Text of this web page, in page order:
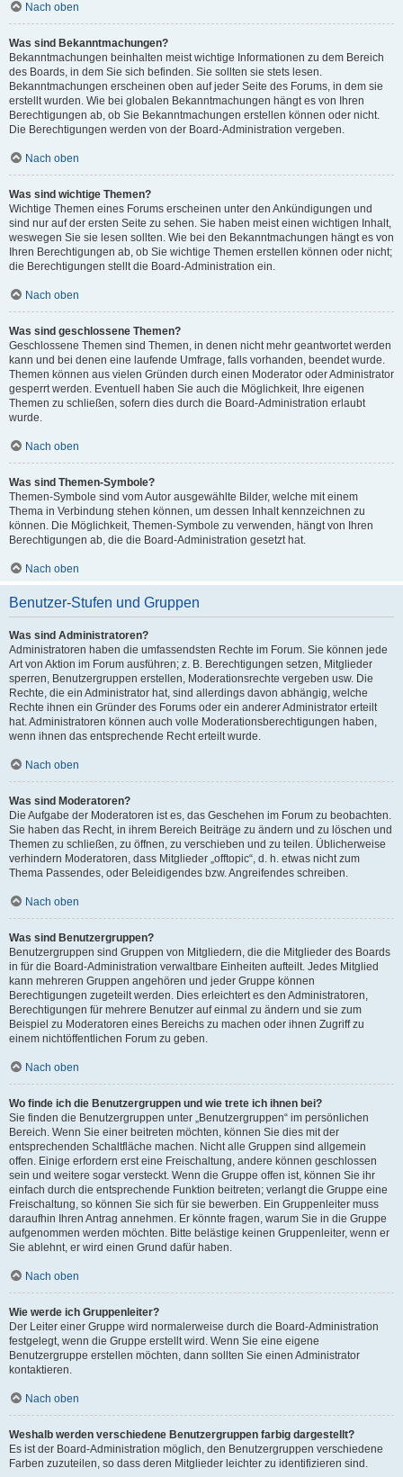
Nach oben
Was sind Bekanntmachungen?
Bekanntmachungen beinhalten meist wichtige Informationen zu dem Bereich
des Boards, in dem Sie sich befinden. Sie sollten sie stets lesen.
Bekanntmachungen erscheinen oben auf jeder Seite des Forums, in dem sie
erstellt wurden. Wie bei globalen Bekanntmachungen hängt es von Ihren
Berechtigungen ab, ob Sie Bekanntmachungen erstellen können oder nicht.
Die Berechtigungen werden von der Board-Administration vergeben.
Nach oben
Was sind wichtige Themen?
Wichtige Themen eines Forums erscheinen unter den Ankündigungen und
sind nur auf der ersten Seite zu sehen. Sie haben meist einen wichtigen Inhalt,
weswegen Sie sie lesen sollten. Wie bei den Bekanntmachungen hängt es von
Ihren Berechtigungen ab, ob Sie wichtige Themen erstellen können oder nicht;
die Berechtigungen stellt die Board-Administration ein.
Nach oben
Was sind geschlossene Themen?
Geschlossene Themen sind Themen, in denen nicht mehr geantwortet werden
kann und bei denen eine laufende Umfrage, falls vorhanden, beendet wurde.
Themen können aus vielen Gründen durch einen Moderator oder Administrator
gesperrt werden. Eventuell haben Sie auch die Möglichkeit, Ihre eigenen
Themen zu schließen, sofern dies durch die Board-Administration erlaubt
wurde.
Nach oben
Was sind Themen-Symbole?
Themen-Symbole sind vom Autor ausgewählte Bilder, welche mit einem
Thema in Verbindung stehen können, um dessen Inhalt kennzeichnen zu
können. Die Möglichkeit, Themen-Symbole zu verwenden, hängt von Ihren
Berechtigungen ab, die die Board-Administration gesetzt hat.
Nach oben
Benutzer-Stufen und Gruppen
Was sind Administratoren?
Administratoren haben die umfassendsten Rechte im Forum. Sie können jede
Art von Aktion im Forum ausführen; z. B. Berechtigungen setzen, Mitglieder
sperren, Benutzergruppen erstellen, Moderationsrechte vergeben usw. Die
Rechte, die ein Administrator hat, sind allerdings davon abhängig, welche
Rechte ihnen ein Gründer des Forums oder ein anderer Administrator erteilt
hat. Administratoren können auch volle Moderationsberechtigungen haben,
wenn ihnen das entsprechende Recht erteilt wurde.
Nach oben
Was sind Moderatoren?
Die Aufgabe der Moderatoren ist es, das Geschehen im Forum zu beobachten.
Sie haben das Recht, in ihrem Bereich Beiträge zu ändern und zu löschen und
Themen zu schließen, zu öffnen, zu verschieben und zu teilen. Üblicherweise
verhindern Moderatoren, dass Mitglieder „offtopic“, d. h. etwas nicht zum
Thema Passendes, oder Beleidigendes bzw. Angreifendes schreiben.
Nach oben
Was sind Benutzergruppen?
Benutzergruppen sind Gruppen von Mitgliedern, die die Mitglieder des Boards
in für die Board-Administration verwaltbare Einheiten aufteilt. Jedes Mitglied
kann mehreren Gruppen angehören und jeder Gruppe können
Berechtigungen zugeteilt werden. Dies erleichtert es den Administratoren,
Berechtigungen für mehrere Benutzer auf einmal zu ändern und sie zum
Beispiel zu Moderatoren eines Bereichs zu machen oder ihnen Zugriff zu
einem nichtöffentlichen Forum zu geben.
Nach oben
Wo finde ich die Benutzergruppen und wie trete ich ihnen bei?
Sie finden die Benutzergruppen unter „Benutzergruppen“ im persönlichen
Bereich. Wenn Sie einer beitreten möchten, können Sie dies mit der
entsprechenden Schaltfläche machen. Nicht alle Gruppen sind allgemein
offen. Einige erfordern erst eine Freischaltung, andere können geschlossen
sein und weitere sogar versteckt. Wenn die Gruppe offen ist, können Sie ihr
einfach durch die entsprechende Funktion beitreten; verlangt die Gruppe eine
Freischaltung, so können Sie sich für sie bewerben. Ein Gruppenleiter muss
daraufhin Ihren Antrag annehmen. Er könnte fragen, warum Sie in die Gruppe
aufgenommen werden möchten. Bitte belästige keinen Gruppenleiter, wenn er
Sie ablehnt, er wird einen Grund dafür haben.
Nach oben
Wie werde ich Gruppenleiter?
Der Leiter einer Gruppe wird normalerweise durch die Board-Administration
festgelegt, wenn die Gruppe erstellt wird. Wenn Sie eine eigene
Benutzergruppe erstellen möchten, dann sollten Sie einen Administrator
kontaktieren.
Nach oben
Weshalb werden verschiedene Benutzergruppen farbig dargestellt?
Es ist der Board-Administration möglich, den Benutzergruppen verschiedene
Farben zuzuteilen, so dass deren Mitglieder leichter zu identifizieren sind.